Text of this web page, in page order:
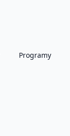
Programy